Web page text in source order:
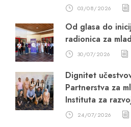
03/08/2026
Od glasa do
radionica za
30/07/2026
Dignitet
Partnerstva za
Instituta za
24/07/2026